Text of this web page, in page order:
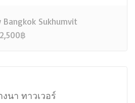
Bangkok Sukhumvit
2,500฿
งนา ทาวเวอร์